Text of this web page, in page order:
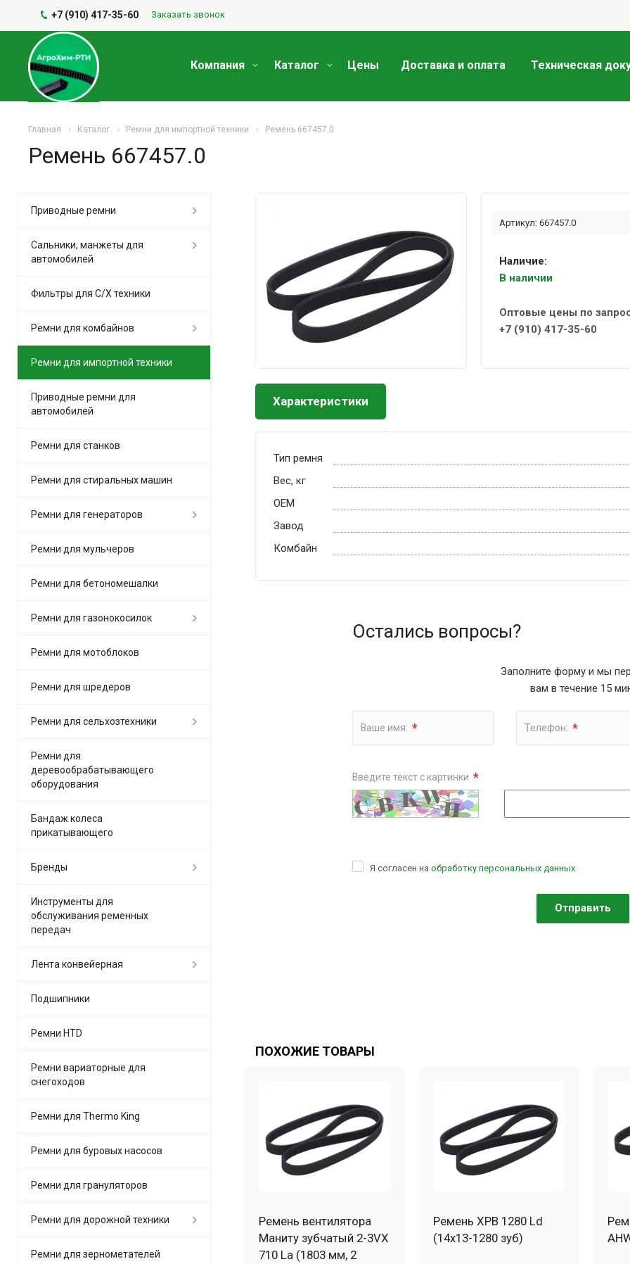
+7 (910) 417-35-60 Заказать звонок
Компания Каталог Цены Доставка и оплата Техническая
Главная Каталог Ремни для импортной техники Ремень 667457.0
Ремень 667457.0
Артикул: 667457.0
Наличие:
В наличии
Оптовые цены по
+7 (910) 417-35-60
Характеристики
Тип ремня
Вес, кг
OEM
Завод
Комбайн
Остались вопросы?
Заполните форму и мы
вам в течение 15
Ваше имя: * Телефон: *
Введите текст с картинки *
Я согласен на обработку персональных данных
ПОХОЖИЕ ТОВАРЫ
Ремень вентилятора
Маниту зубчатый 2-3VX
710 La (1803 мм, 2
Ремень XPB 1280 Ld
(14х13-1280 зуб)
Приводные ремни
Сальники, манжеты для
автомобилей
Фильтры для С/Х техники
Ремни для комбайнов
Ремни для импортной техники
Приводные ремни для
автомобилей
Ремни для станков
Ремни для стиральных машин
Ремни для генераторов
Ремни для мульчеров
Ремни для бетономешалки
Ремни для газонокосилок
Ремни для мотоблоков
Ремни для шредеров
Ремни для сельхозтехники
Ремни для
деревообрабатывающего
оборудования
Бандаж колеса
прикатывающего
Бренды
Инструменты для
обслуживания ременных
передач
Лента конвейерная
Подшипники
Ремни HTD
Ремни вариаторные для
снегоходов
Ремни для Thermo King
Ремни для буровых насосов
Ремни для грануляторов
Ремни для дорожной техники
Ремни для зернометателей